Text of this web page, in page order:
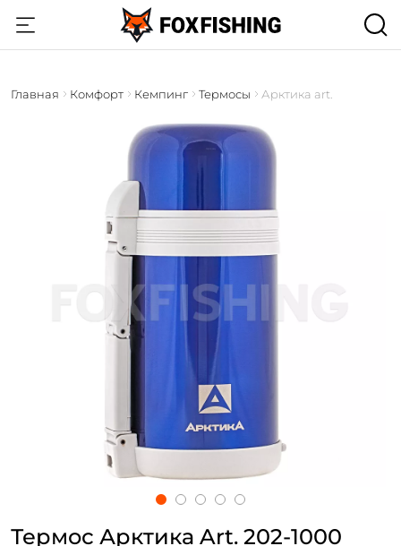
Главная Комфорт Кемпинг Термосы Арктика art.
Термос Арктика Art. 202-1000